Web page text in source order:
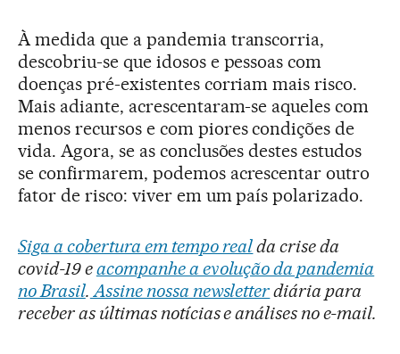
À medida que a pandemia transcorria,
descobriu-se que idosos e pessoas com
doenças pré-existentes corriam mais risco.
Mais adiante, acrescentaram-se aqueles com
menos recursos e com piores condições de
vida. Agora, se as conclusões destes estudos
se confirmarem, podemos acrescentar outro
fator de risco: viver em um país polarizado.
Siga a cobertura em tempo realda crise da
covid-19 eacompanhe a evolução da pandemia
no Brasil. Assine nossa newsletterdiária para
receber as últimas notícias e análises no e-mail.